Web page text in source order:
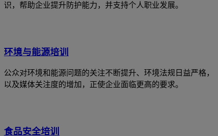
识，帮助企业提升防护能力，并支持个人职业发展。
环境与能源培训
公众对环境和能源问题的关注不断提升、环境法规日益严格，
以及媒体关注度的增加，正使企业面临更高的要求。
食品安全培训